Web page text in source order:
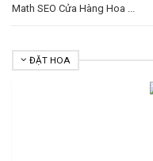
Math SEO Cửa Hàng Hoa ...
ĐẶT HOA